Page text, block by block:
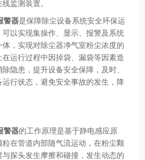
监测装置。
警器是保障除尘设备系统安全环保运
以实现集操作、显示、报警及系统
，实现对除尘器净气室粉尘浓度的
运行过程中因掉袋、漏袋等因素造
隐患，提升设备安全保障，及时、
行状态，避免安全事故的发生，降
警器的工作原理是基于静电感应原
在管道内部随气流运动，在粉尘颗
探头发生摩擦和碰撞，发生动态的